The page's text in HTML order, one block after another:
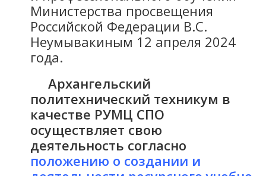
Министерства просвещения
Российской Федерации В.С.
Неумывакиным 12 апреля 2024
года.
Архангельский
политехнический техникум в
качестве РУМЦ СПО
осуществляет свою
деятельность согласно
положению о создании и